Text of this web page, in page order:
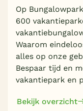
Op
600
Waarom
alles op onze
Bespaar tijd en
vakantiepark en
Bekijk overzicht